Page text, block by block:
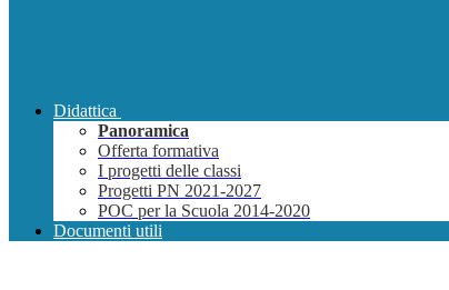
Didattica
Panoramica
Offerta formativa
I progetti delle classi
Progetti PN 2021-2027
POC per la Scuola 2014-2020
Documenti utili